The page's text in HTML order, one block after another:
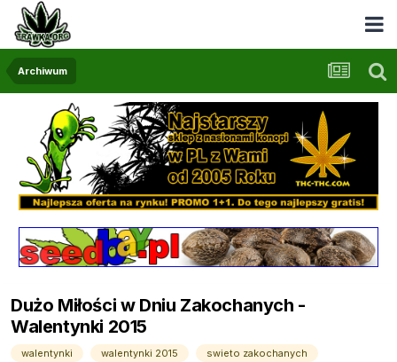
Archiwum
Dużo Miłości w Dniu Zakochanych -
Walentynki 2015
walentynki walentynki 2015
swieto zakochanych